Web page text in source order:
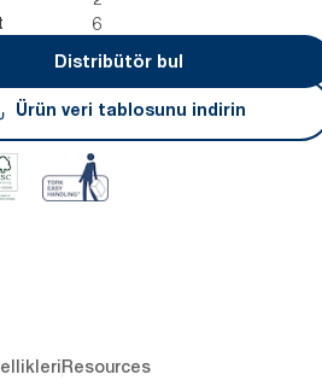
6
Distribütör bul
Ürün veri tablosunu indirin
Resources